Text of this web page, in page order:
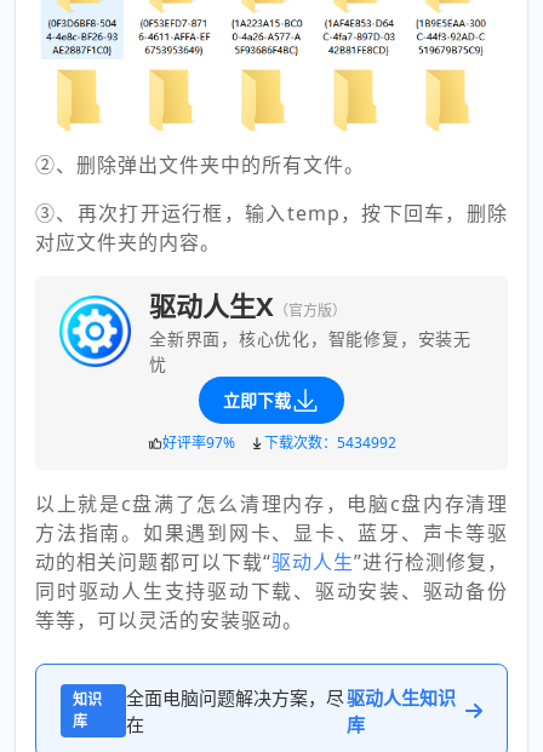
②、删除弹出文件夹中的所有文件。
③、再次打开运行框，输入temp，按下回车，删除
对应文件夹的内容。
驱动人生X （官方版）
全新界面，核心优化，智能修复，安装无
忧
立即下载
好评率97% 下载次数：5434992
以上就是c盘满了怎么清理内存，电脑c盘内存清理
方法指南。如果遇到网卡、显卡、蓝牙、声卡等驱
动的相关问题都可以下载“驱动人生”进行检测修复，
同时驱动人生支持驱动下载、驱动安装、驱动备份
等等，可以灵活的安装驱动。
知识
库
全面电脑问题解决方案，尽
在
驱动人生知识
库